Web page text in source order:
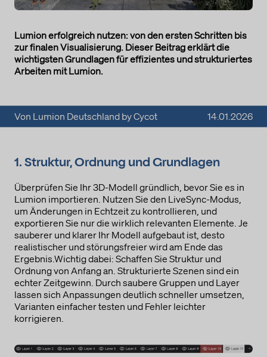
Lumion erfolgreich nutzen: von den ersten Schritten bis
zur finalen Visualisierung. Dieser Beitrag erklärt die
wichtigsten Grundlagen für effizientes und strukturiertes
Arbeiten mit Lumion.
Von Lumion Deutschland by Cycot 14.01.2026
1. Struktur, Ordnung und Grundlagen
Überprüfen Sie Ihr 3D-Modell gründlich, bevor Sie es in
Lumion importieren. Nutzen Sie den LiveSync-Modus,
um Änderungen in Echtzeit zu kontrollieren, und
exportieren Sie nur die wirklich relevanten Elemente. Je
sauberer und klarer Ihr Modell aufgebaut ist, desto
realistischer und störungsfreier wird am Ende das
Ergebnis.Wichtig dabei: Schaffen Sie Struktur und
Ordnung von Anfang an. Strukturierte Szenen sind ein
echter Zeitgewinn. Durch saubere Gruppen und Layer
lassen sich Anpassungen deutlich schneller umsetzen,
Varianten einfacher testen und Fehler leichter
korrigieren.